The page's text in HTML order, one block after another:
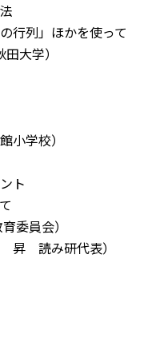
行列」ほかを使って
）
校）
ト
員会）
読み研代表）